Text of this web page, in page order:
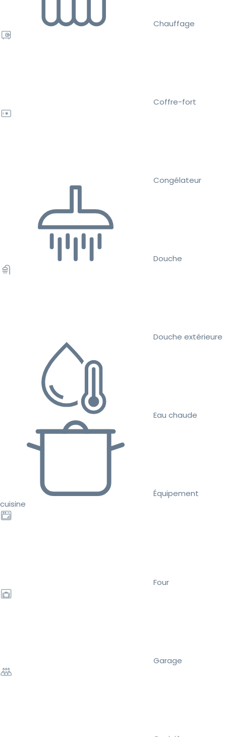
Chauffage
Coffre-fort
Congélateur
Douche
Douche extérieure
Eau chaude
Équipement
cuisine
Four
Garage